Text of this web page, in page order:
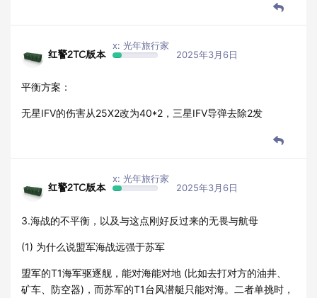
红警2TC版本
x: 光年旅行家
2025年3月6日
平衡方案：
无星IFV的伤害从25X2改为40*2，三星IFV导弹去除2发
红警2TC版本
x: 光年旅行家
2025年3月6日
3.海战的不平衡，以及与这点刚好反过来的无畏与航母
(1) 为什么说盟军海战远强于苏军
盟军的T1海军驱逐舰，能对海能对地 (比如去打对方的油井、
矿车、防空器)，而苏军的T1台风潜艇只能对海。二者单挑时，